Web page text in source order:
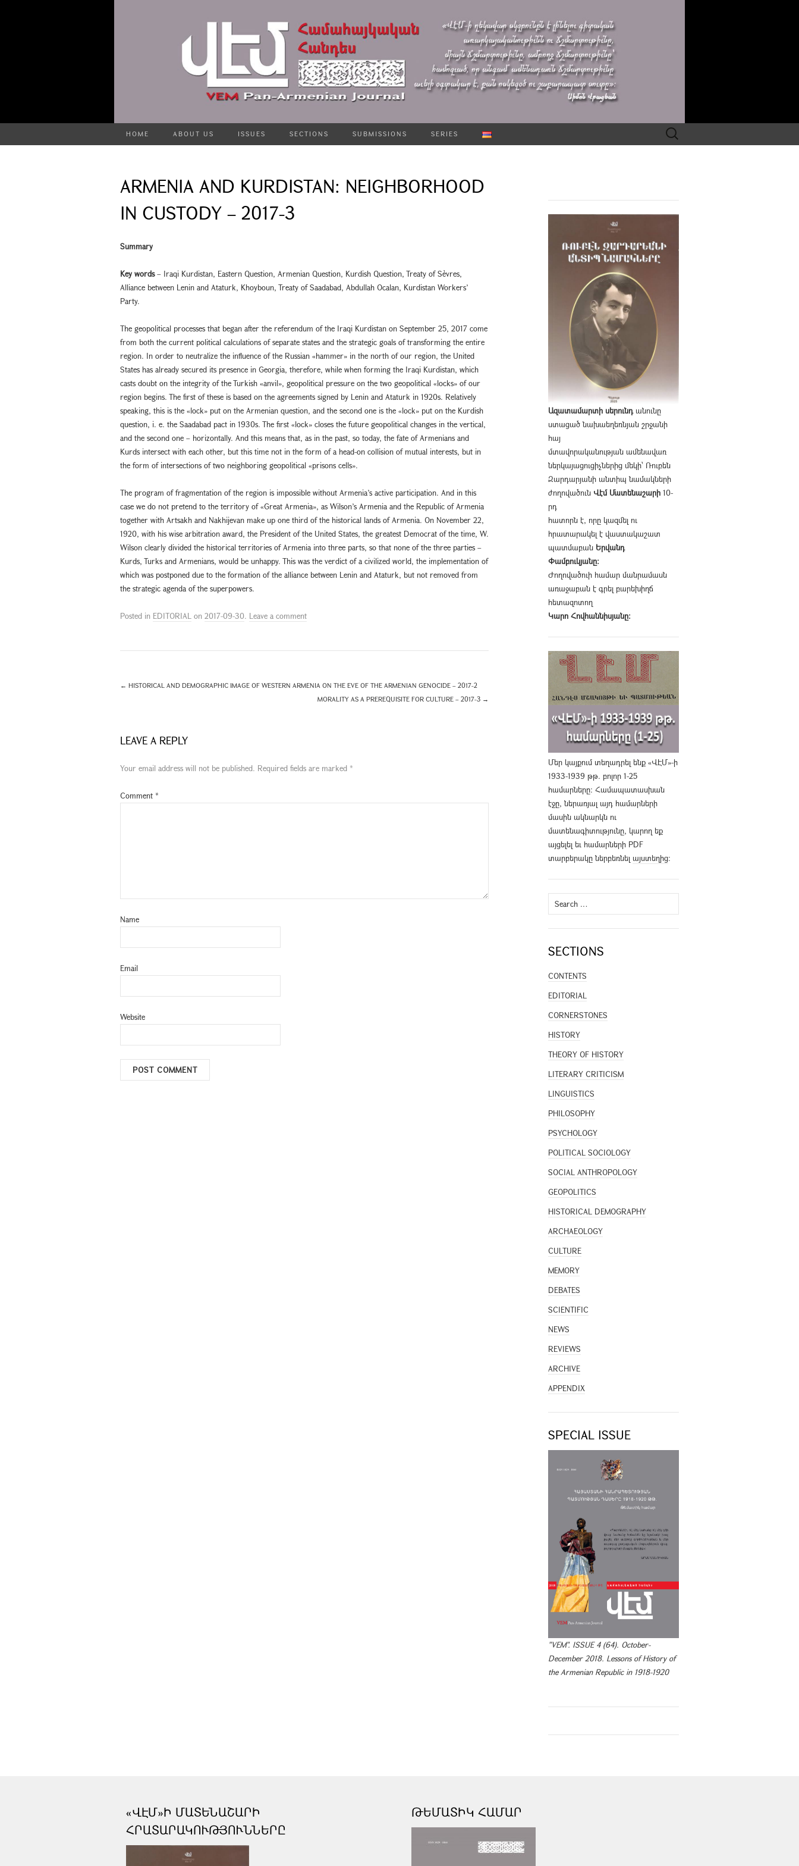
HOME ABOUT US ISSUES SECTIONS SUBMISSIONS SERIES
Search
for:
ARMENIA AND KURDISTAN: NEIGHBORHOOD
IN CUSTODY – 2017-3
Summary
Key words– Iraqi Kurdistan, Eastern Question, Armenian Question, Kurdish Question, Treaty of Sèvres,
Alliance between Lenin and Ataturk, Khoyboun, Treaty of Saadabad, Abdullah Ocalan, Kurdistan Workers’
Party.
The geopolitical processes that began after the referendum of the Iraqi Kurdistan on September 25, 2017 come
from both the current political calculations of separate states and the strategic goals of transforming the entire
region. In order to neutralize the influence of the Russian «hammer» in the north of our region, the United
States has already secured its presence in Georgia, therefore, while when forming the Iraqi Kurdistan, which
casts doubt on the integrity of the Turkish «anvil», geopolitical pressure on the two geopolitical «locks» of our
region begins. The first of these is based on the agreements signed by Lenin and Ataturk in 1920s. Relatively
speaking, this is the «lock» put on the Armenian question, and the second one is the «lock» put on the Kurdish
question, i. e. the Saadabad pact in 1930s. The first «lock» closes the future geopolitical changes in the vertical,
and the second one – horizontally. And this means that, as in the past, so today, the fate of Armenians and
Kurds intersect with each other, but this time not in the form of a head-on collision of mutual interests, but in
the form of intersections of two neighboring geopolitical «prisons cells».
The program of fragmentation of the region is impossible without Armenia’s active participation. And in this
case we do not pretend to the territory of «Great Armenia», as Wilson’s Armenia and the Republic of Armenia
together with Artsakh and Nakhijevan make up one third of the historical lands of Armenia. On November 22,
1920, with his wise arbitration award, the President of the United States, the greatest Democrat of the time, W.
Wilson clearly divided the historical territories of Armenia into three parts, so that none of the three parties –
Kurds, Turks and Armenians, would be unhappy. This was the verdict of a civilized world, the implementation of
which was postponed due to the formation of the alliance between Lenin and Ataturk, but not removed from
the strategic agenda of the superpowers.
Posted in EDITORIAL on 2017-09-30. Leave a comment
← HISTORICAL AND DEMOGRAPHIC IMAGE OF WESTERN ARMENIA ON THE EVE OF THE ARMENIAN GENOCIDE – 2017-2
MORALITY AS A PREREQUISITE FOR CULTURE – 2017-3 →
LEAVE A REPLY
Your email address will not be published. Required fields are marked *
Comment *
Name
Email
Website
Ազատամարտի սերունդանունը
ստացած նախաեղեռնյան շրջանի
հայ
մտավորականության ամենավառ
ներկայացուցիչներից մեկի՝ Ռուբեն
Զարդարյանի անտիպ նամակների
ժողովածուն Վէմ Մատենաշարի 10-
րդ
հատորն է, որը կազմել ու
հրատարակել է վաստակաշատ
պատմաբան Երվանդ
Փամբուկյանը։
Ժողովածուի համար մանրամասն
առաջաբան է գրել բարեխիղճ
հետազոտող
Կարո Հովհաննիսյանը։
Մեր կայքում տեղադրել ենք «ՎԷՄ»-ի
1933-1939 թթ. բոլոր 1-25
համարները։ Համապատասխան
էջը, ներառյալ այդ համարների
մասին ակնարկն ու
մատենագիտությունը, կարող եք
այցելել եւ համարների PDF
տարբերակը ներբեռնել այստեղից։
Search
for:
SECTIONS
CONTENTS
EDITORIAL
CORNERSTONES
HISTORY
THEORY OF HISTORY
LITERARY CRITICISM
LINGUISTICS
PHILOSOPHY
PSYCHOLOGY
POLITICAL SOCIOLOGY
SOCIAL ANTHROPOLOGY
GEOPOLITICS
HISTORICAL DEMOGRAPHY
ARCHAEOLOGY
CULTURE
MEMORY
DEBATES
SCIENTIFIC
NEWS
REVIEWS
ARCHIVE
APPENDIX
SPECIAL ISSUE
"VEM". ISSUE 4 (64). October-
December 2018. Lessons of History of
the Armenian Republic in 1918-1920
«ՎԷՄ»Ի ՄԱՏԵՆԱՇԱՐԻ
ՀՐԱՏԱՐԱԿՈՒԹՅՈՒՆՆԵՐԸ
ԹԵՄԱՏԻԿ ՀԱՄԱՐ